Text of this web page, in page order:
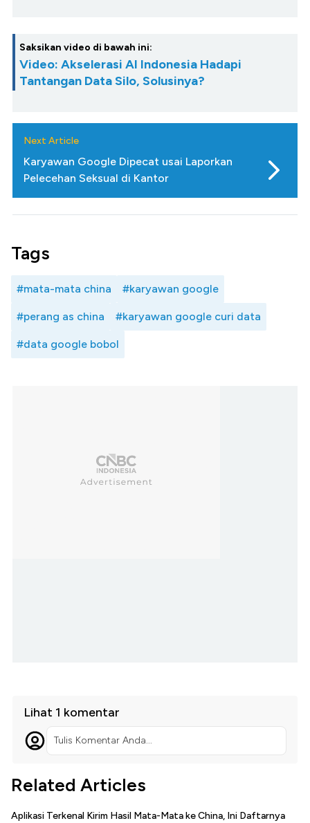
Saksikan video di bawah ini:
Video: Akselerasi AI Indonesia Hadapi
Tantangan Data Silo, Solusinya?
Next Article
Karyawan Google Dipecat usai Laporkan
Pelecehan Seksual di Kantor
Tags
#mata-mata china #karyawan google
#perang as china #karyawan google curi data
#data google bobol
Lihat 1 komentar
Tulis Komentar Anda...
Related Articles
Aplikasi Terkenal Kirim Hasil Mata-Mata ke China, Ini Daftarnya